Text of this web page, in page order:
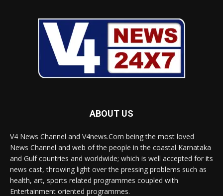
ABOUT US
V4 News Channel and V4news.Com being the most loved
News Channel and web of the people in the coastal Karnataka
and Gulf countries and worldwide; which is well accepted for its
news cast, throwing light over the pressing problems such as
health, art, sports related programmes coupled with
Entertainment oriented programmes.